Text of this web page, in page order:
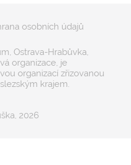
osobních údajů
Ostrava-Hrabůvka,
organizace, je
organizací zřizovanou
krajem.
2026